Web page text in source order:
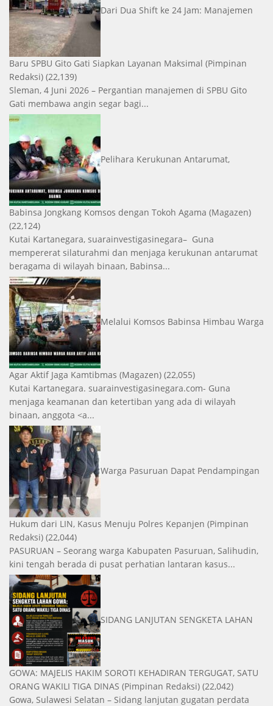
Dari Dua Shift ke 24 Jam: Manajemen
Baru SPBU Gito Gati Siapkan Layanan Maksimal (Pimpinan
Redaksi) (22,139)
Sleman, 4 Juni 2026 – Pergantian manajemen di SPBU Gito
Gati membawa angin segar bagi...
Pelihara Kerukunan Antarumat,
Babinsa Jongkang Komsos dengan Tokoh Agama (Magazen)
(22,124)
Kutai Kartanegara, suarainvestigasinegara– Guna
mempererat silaturahmi dan menjaga kerukunan antarumat
beragama di wilayah binaan, Babinsa...
Melalui Komsos Babinsa Himbau Warga
Agar Aktif Jaga Kamtibmas (Magazen) (22,055)
Kutai Kartanegara. suarainvestigasinegara.com- Guna
menjaga keamanan dan ketertiban yang ada di wilayah
binaan, anggota <a...
Warga Pasuruan Dapat Pendampingan
Hukum dari LIN, Kasus Menuju Polres Kepanjen (Pimpinan
Redaksi) (22,044)
PASURUAN – Seorang warga Kabupaten Pasuruan, Salihudin,
kini tengah berada di pusat perhatian lantaran kasus...
SIDANG LANJUTAN SENGKETA LAHAN
GOWA: MAJELIS HAKIM SOROTI KEHADIRAN TERGUGAT, SATU
ORANG WAKILI TIGA DINAS (Pimpinan Redaksi) (22,042)
Gowa, Sulawesi Selatan – Sidang lanjutan gugatan perdata